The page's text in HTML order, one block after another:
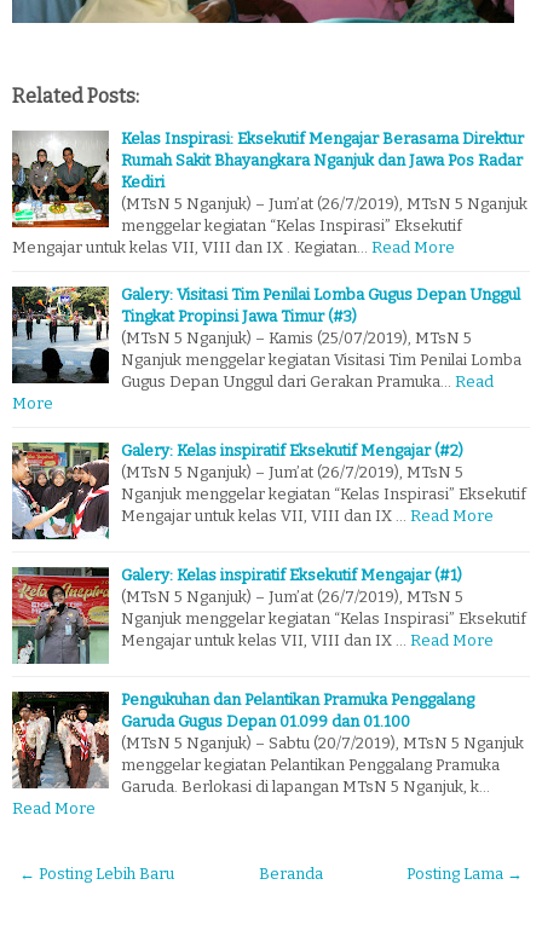
Related Posts:
Kelas Inspirasi: Eksekutif Mengajar Berasama Direktur
Rumah Sakit Bhayangkara Nganjuk dan Jawa Pos Radar
Kediri
(MTsN 5 Nganjuk) – Jum’at (26/7/2019), MTsN 5 Nganjuk
menggelar kegiatan “Kelas Inspirasi” Eksekutif
Mengajar untuk kelas VII, VIII dan IX . Kegiatan… Read More
Galery: Visitasi Tim Penilai Lomba Gugus Depan Unggul
Tingkat Propinsi Jawa Timur (#3)
(MTsN 5 Nganjuk) – Kamis (25/07/2019), MTsN 5
Nganjuk menggelar kegiatan Visitasi Tim Penilai Lomba
Gugus Depan Unggul dari Gerakan Pramuka… Read
More
Galery: Kelas inspiratif Eksekutif Mengajar (#2)
(MTsN 5 Nganjuk) – Jum’at (26/7/2019), MTsN 5
Nganjuk menggelar kegiatan “Kelas Inspirasi” Eksekutif
Mengajar untuk kelas VII, VIII dan IX … Read More
Galery: Kelas inspiratif Eksekutif Mengajar (#1)
(MTsN 5 Nganjuk) – Jum’at (26/7/2019), MTsN 5
Nganjuk menggelar kegiatan “Kelas Inspirasi” Eksekutif
Mengajar untuk kelas VII, VIII dan IX … Read More
Pengukuhan dan Pelantikan Pramuka Penggalang
Garuda Gugus Depan 01.099 dan 01.100
(MTsN 5 Nganjuk) – Sabtu (20/7/2019), MTsN 5 Nganjuk
menggelar kegiatan Pelantikan Penggalang Pramuka
Garuda. Berlokasi di lapangan MTsN 5 Nganjuk, k…
Read More
← Posting Lebih Baru Posting Lama →
Beranda